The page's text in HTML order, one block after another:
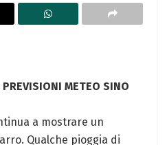
METEO SINO
a mostrare un
Qualche pioggia di